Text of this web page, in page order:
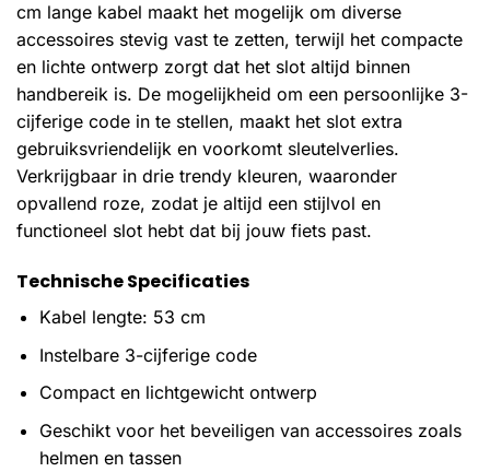
cm lange kabel maakt het mogelijk om diverse
accessoires stevig vast te zetten, terwijl het compacte
en lichte ontwerp zorgt dat het slot altijd binnen
handbereik is. De mogelijkheid om een persoonlijke 3-
cijferige code in te stellen, maakt het slot extra
gebruiksvriendelijk en voorkomt sleutelverlies.
Verkrijgbaar in drie trendy kleuren, waaronder
opvallend roze, zodat je altijd een stijlvol en
functioneel slot hebt dat bij jouw fiets past.
Technische Specificaties
Kabel lengte: 53 cm
Instelbare 3-cijferige code
Compact en lichtgewicht ontwerp
Geschikt voor het beveiligen van accessoires zoals
helmen en tassen